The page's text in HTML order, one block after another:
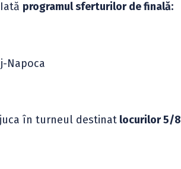
programul sferturilor de finală:
Napoca
în turneul destinat locurilor 5/8